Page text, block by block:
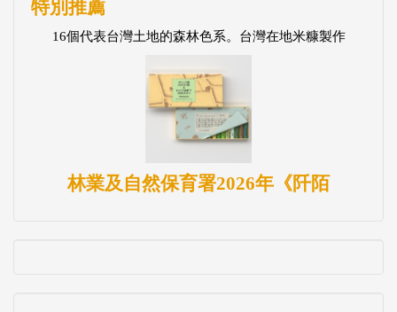
特別推薦
16個代表台灣土地的森林色系。台灣在地米糠製作
林業及自然保育署2026年《阡陌